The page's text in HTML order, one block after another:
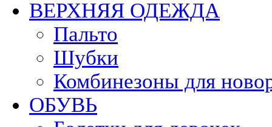
ВЕРХНЯЯ ОДЕЖДА
Пальто
Шубки
Комбинезоны для
ОБУВЬ